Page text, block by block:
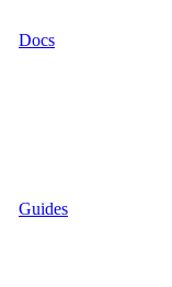
Docs
Guides